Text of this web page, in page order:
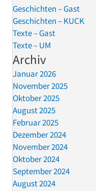
Geschichten – Gast
Geschichten – KUCK
Texte – Gast
Texte – UM
Archiv
Januar 2026
November 2025
Oktober 2025
August 2025
Februar 2025
Dezember 2024
November 2024
Oktober 2024
September 2024
August 2024